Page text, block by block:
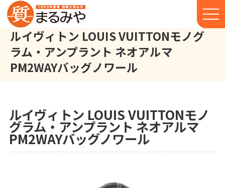
ルイヴィトン LOUIS VUITTONモノグ
ラム・アンプラント ネオアルマ
PM2WAYバッグノワール
ルイヴィトン LOUIS VUITTONモノ
グラム・アンプラント ネオアルマ
PM2WAYバッグノワール